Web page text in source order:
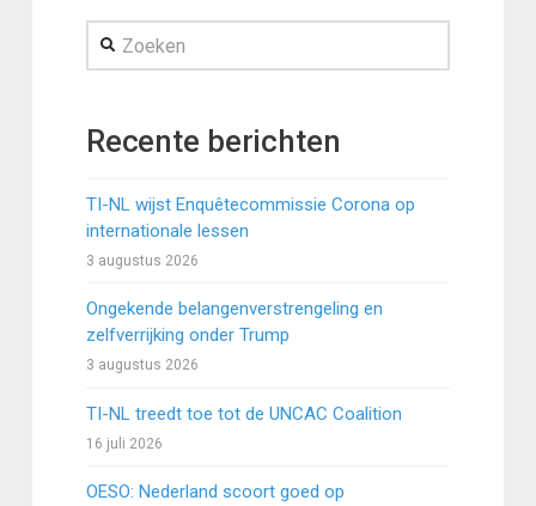
Zoeken
Recente berichten
TI-NL wijst Enquêtecommissie Corona op
internationale lessen
3 augustus 2026
Ongekende belangenverstrengeling en
zelfverrijking onder Trump
3 augustus 2026
TI-NL treedt toe tot de UNCAC Coalition
16 juli 2026
OESO: Nederland scoort goed op